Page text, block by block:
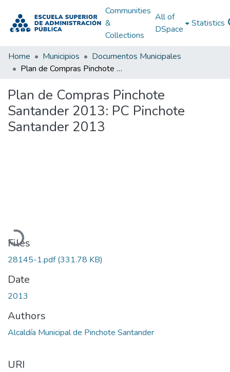
Communities
&
Collections
All of
DSpace
Statistics
Home Municipios
Documentos Municipales
Plan de Compras Pinchote Santander 2013: PC Pinchote Santander 2013
Plan de Compras Pinchote
Santander 2013: PC Pinchote
Santander 2013
Loading...
Files
28145-1.pdf(331.78 KB)
Date
2013
Authors
Alcaldía Municipal de Pinchote Santander
URI